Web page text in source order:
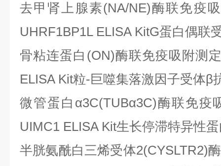
去甲肾上腺素(NA/NE)酶联免疫
UHRF1BP1L ELISA KitG蛋白偶联
骨粘连蛋白 (ON)酶联免疫吸附测
ELISA Kit粒-巨噬集落激因子受体β
微管蛋白 α3C(TUBα3C)酶联免疫
UIMC1 ELISA Kit生长停滞特异性
半胱氨酰白三烯受体2(CYSLTR2)